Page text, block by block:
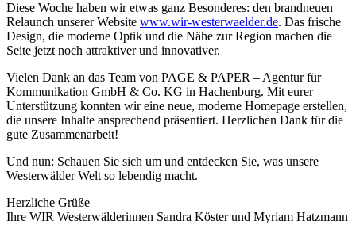
Diese Woche haben wir etwas ganz Besonderes: den brandneuen
Relaunch unserer Website www.wir-westerwaelder.de. Das frische
Design, die moderne Optik und die Nähe zur Region machen die
Seite jetzt noch attraktiver und innovativer.
Vielen Dank an das Team von PAGE & PAPER – Agentur für
Kommunikation GmbH & Co. KG in Hachenburg. Mit eurer
Unterstützung konnten wir eine neue, moderne Homepage erstellen,
die unsere Inhalte ansprechend präsentiert. Herzlichen Dank für die
gute Zusammenarbeit!
Und nun: Schauen Sie sich um und entdecken Sie, was unsere
Westerwälder Welt so lebendig macht.
Herzliche Grüße
Ihre WIR Westerwälderinnen Sandra Köster und Myriam Hatzmann